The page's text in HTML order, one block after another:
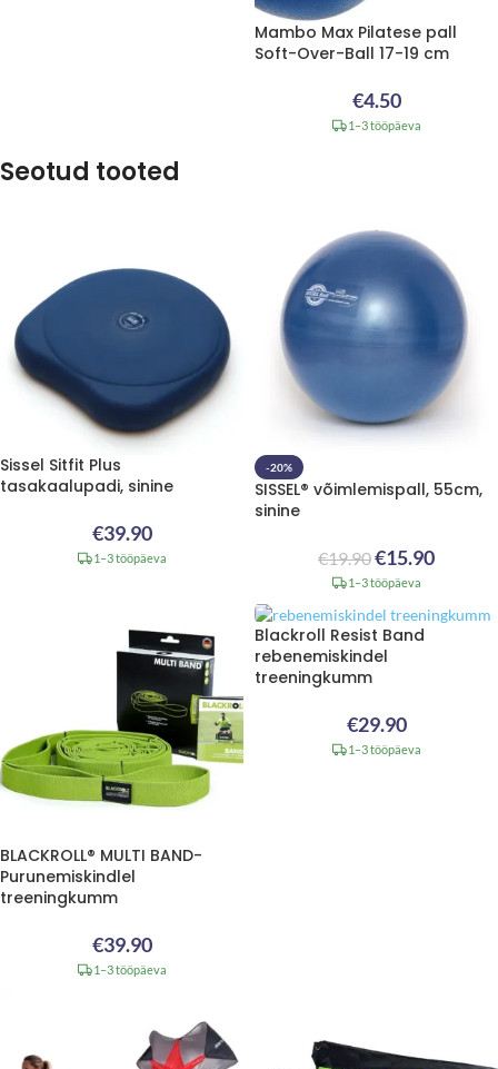
Mambo Max Pilatese pall
Soft-Over-Ball 17-19 cm
€4.50
1–3 tööpäeva
Seotud tooted
Sissel Sitfit Plus
tasakaalupadi, sinine
€39.90
1–3 tööpäeva
-20%
SISSEL® võimlemispall, 55cm,
sinine
€19.90€15.90
1–3 tööpäeva
BLACKROLL® MULTI BAND-
Purunemiskindlel
treeningkumm
€39.90
1–3 tööpäeva
Blackroll Resist Band
rebenemiskindel
treeningkumm
€29.90
1–3 tööpäeva